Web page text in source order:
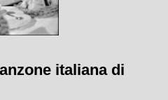
italiana di